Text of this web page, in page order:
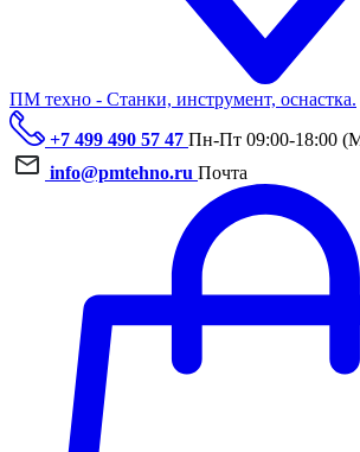
ПМ техно - Станки, инструмент, оснастка.
+7 499 490 57 47 Пн-Пт 09:00-18:00
info@pmtehno.ru Почта